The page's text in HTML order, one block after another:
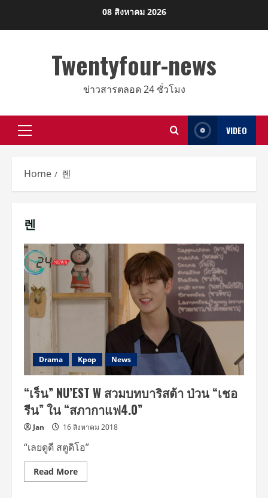
08 สิงหาคม 2026
Twentyfour-news
ข่าวสารตลอด 24 ชั่วโมง
Primary
VIDEO
Home 렌
렌
Drama Kpop News
“เร็น” NU’EST W สวมบทบาริสต้า ป่วน “เชอ
รีน” ใน “สภากาแฟ4.0”
Jan 16 สิงหาคม 2018
“เลยดูดี สตูดิโอ”
Read MoreRead
more